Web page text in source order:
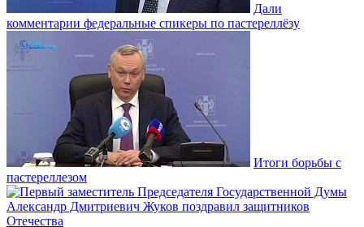
Дали
комментарии федеральные спикеры по пастереллёзу
Итоги борьбы с
пастереллезом